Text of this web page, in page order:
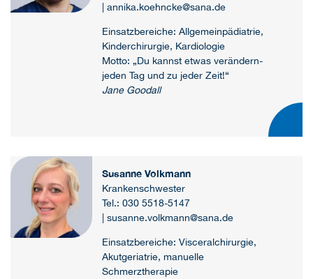
| annika.koehncke@sana.de
Einsatzbereiche: Allgemeinpädiatrie,
Kinderchirurgie, Kardiologie
Motto: „Du kannst etwas verändern-
jeden Tag und zu jeder Zeit!“
Jane Goodall
Susanne Volkmann
Krankenschwester
Tel.: 030 5518-5147
| susanne.volkmann@sana.de
Einsatzbereiche: Visceralchirurgie,
Akutgeriatrie, manuelle
Schmerztherapie